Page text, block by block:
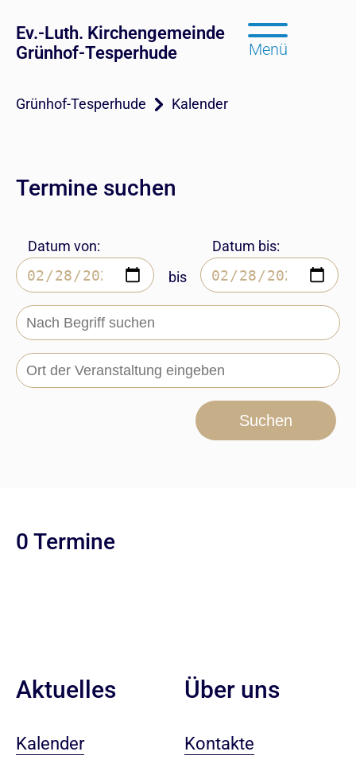
Ev.-Luth. Kirchengemeinde
Grünhof-Tesperhude
Menü
Grünhof-Tesperhude Kalender
Termine suchen
Datum von:
bis
Datum bis:
Suchen
0 Termine
Aktuelles
Kalender
Über uns
Kontakte